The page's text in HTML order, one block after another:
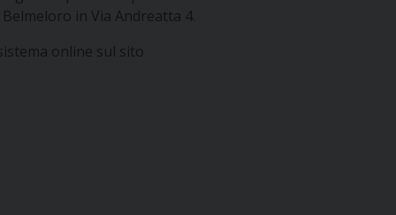
in Via Andreatta 4.
online sul sito